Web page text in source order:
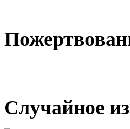
Случайное